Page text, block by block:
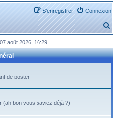
Connexion
S’enregistrer
e
c
août 2026, 16:29
de poster
(ah bon vous saviez déjà ?)